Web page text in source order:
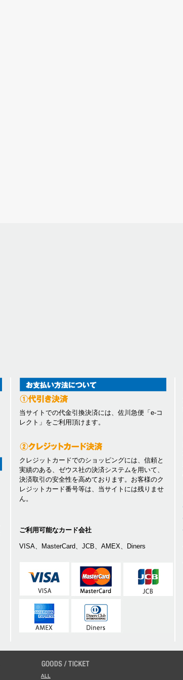
当サイトでの代金引換決済には、佐川急便「e-コ
レクト」をご利用頂けます。
クレジットカードでのショッピングには、信頼と
実績のある、ゼウス社の決済システムを用いて、
決済取引の安全性を高めております。お客様のク
レジットカード番号等は、当サイトには残りませ
ん。
ご利用可能なカード会社
VISA、MasterCard、JCB、AMEX、Diners
ALL